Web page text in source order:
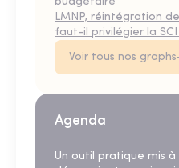
LMNP, réintégration
faut-il privilégier la SCI
Voir tous nos graphs
Agenda
Un outil pratique mis